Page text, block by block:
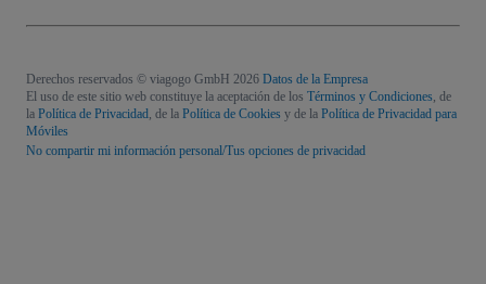
Derechos reservados © viagogo GmbH 2026 Datos de la Empresa
El uso de este sitio web constituye la aceptación de los Términos y Condiciones, de
la Política de Privacidad, de la Política de Cookies y de la Política de Privacidad para
Móviles
No compartir mi información personal/Tus opciones de privacidad